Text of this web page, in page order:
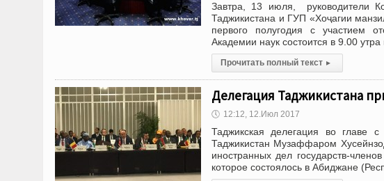
Завтра, 13 июля, руководители
Таджикистана и ГУП «Хоҷагии
первого полугодия с участием
Академии наук состоится в 9.00
Прочитать полный текст ▸
Делегация Таджикистана
🕔 12:12, 12.Июл 2017
Таджикская делегация во главе
Таджикистан Музаффаром
иностранных дел государств-
которое состоялось в Абиджане